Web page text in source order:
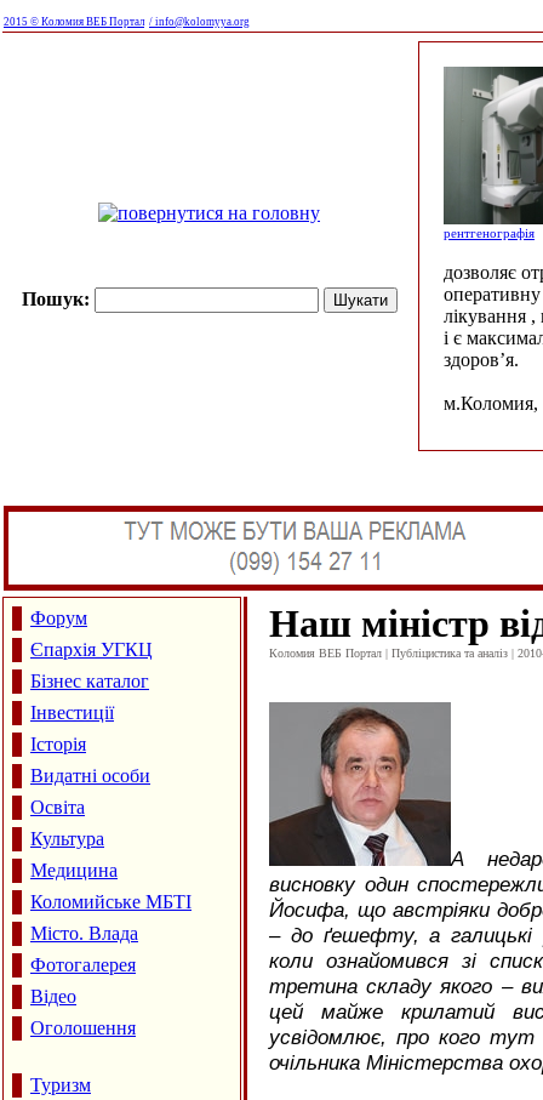
2015 © Коломия ВЕБ Портал / info@kolomyya.org
Пошук:
рентгенографія
дозволяє
лікування ,
і є
здоров’я.
м.Коломия,
Форум
Єпархія УГКЦ
Бізнес каталог
Інвестиції
Історія
Видатні особи
Освіта
Культура
Медицина
Коломийське МБТІ
Місто. Влада
Фотогалерея
Відео
Оголошення
Туризм
Наш міністр
Коломия ВЕБ Портал | Публіцистика та аналіз |
А
висновку один
Йосифа, що австріяки
– до ґешефту, а галицькі
коли ознайомився зі
третина складу якого –
цей майже крилатий
усвідомлює, про кого тут
очільника Міністерства